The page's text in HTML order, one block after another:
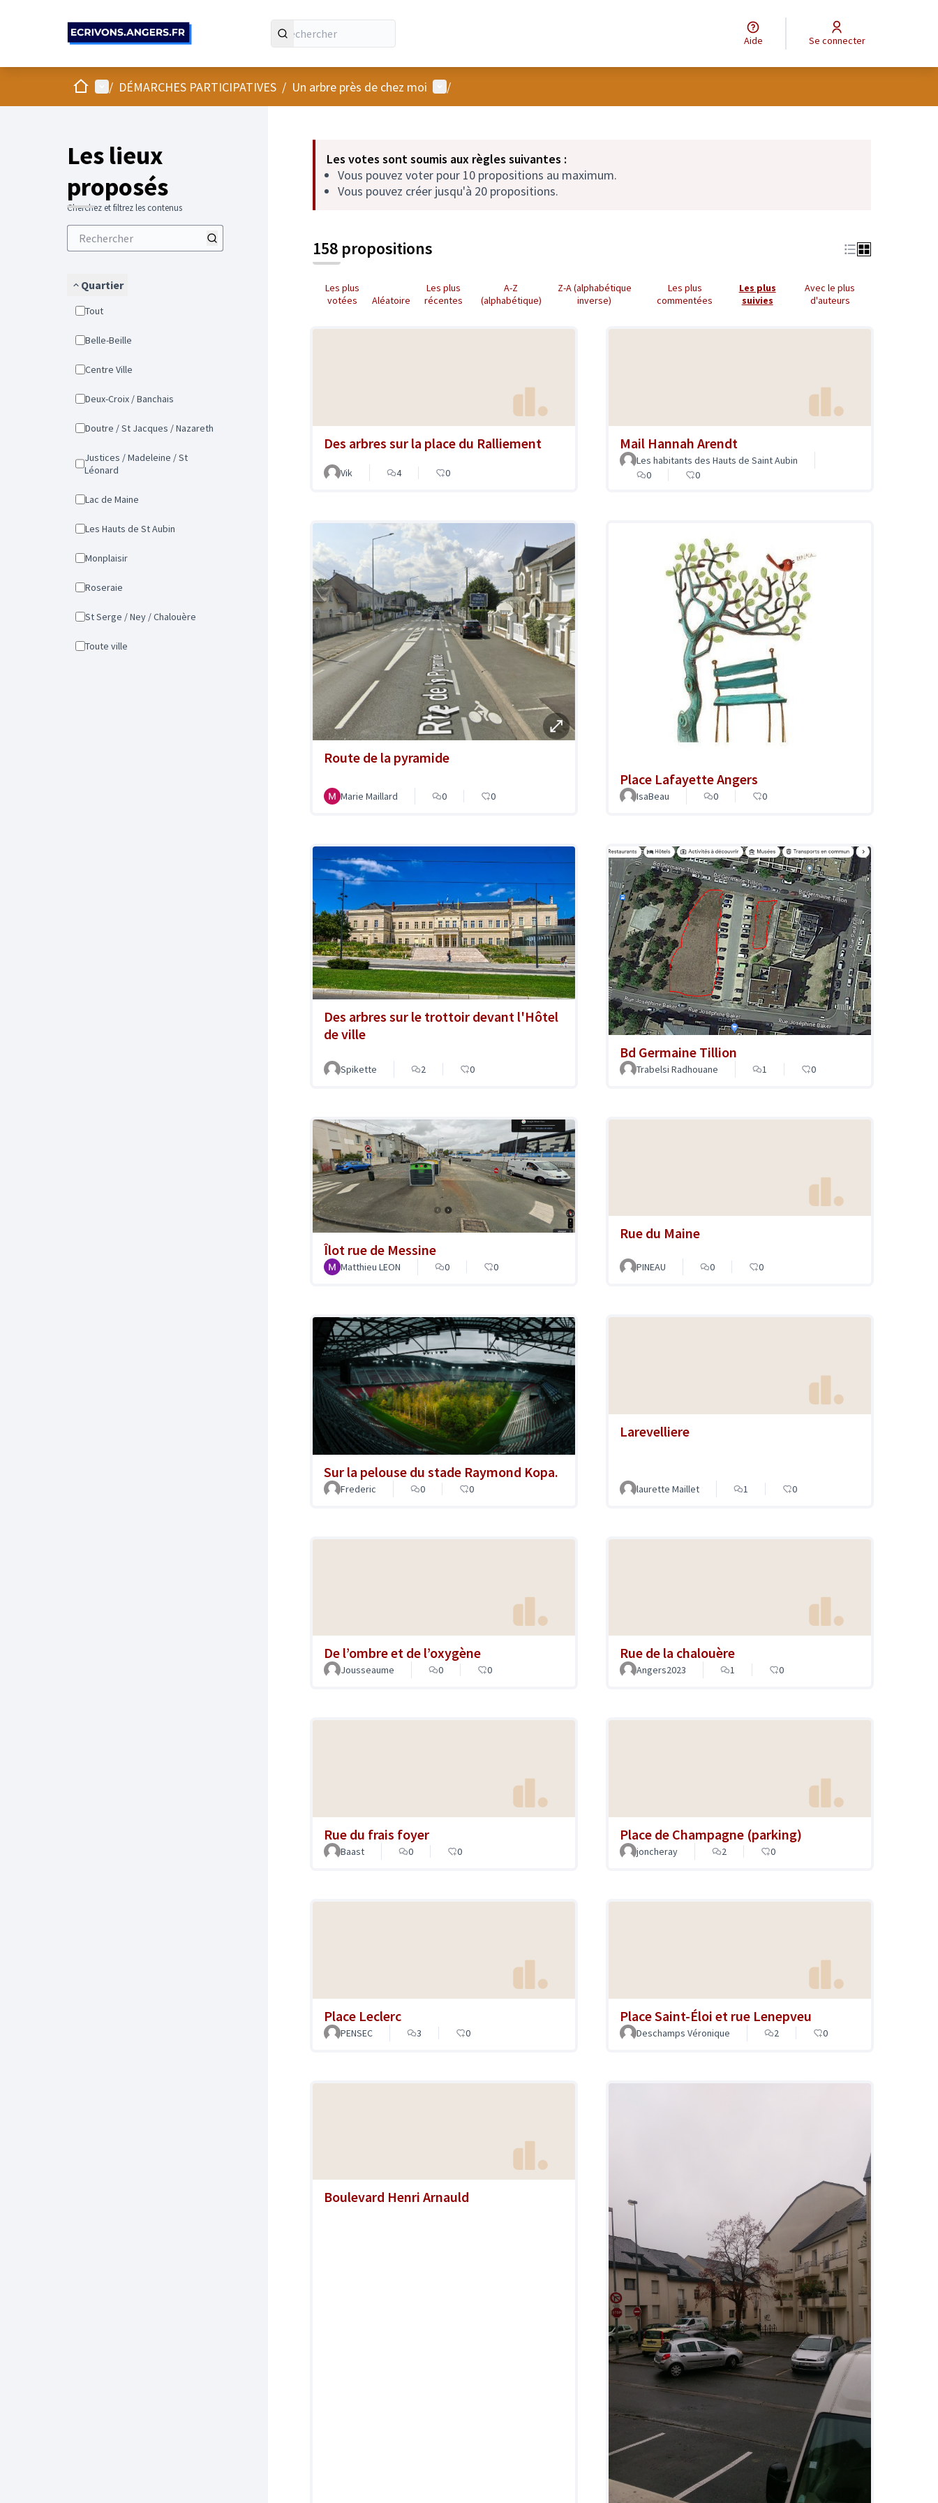
Aide Se connecter
AccueilMenu principal
/ DÉMARCHES PARTICIPATIVES / Un arbre près de chez moi Menu utilisateur
/
Les lieux
proposés
Cherchez et filtrez les contenus
Quartier
Tout
Belle-Beille
Centre Ville
Deux-Croix / Banchais
Doutre / St Jacques / Nazareth
Justices / Madeleine / St
Léonard
Lac de Maine
Les Hauts de St Aubin
Monplaisir
Roseraie
St Serge / Ney / Chalouère
Toute ville
Les votes sont soumis aux règles suivantes :
Vous pouvez voter pour 10 propositions au maximum.
Vous pouvez créer jusqu'à 20 propositions.
158 propositions
Les plus
votées
Aléatoire
Les plus
récentes
A-Z
(alphabétique)
Z-A (alphabétique
inverse)
Les plus
commentées
Les plus
suivies
Avec le plus
d'auteurs
Des arbres sur la place du Ralliement
Vik 4 0
Mail Hannah Arendt
Les habitants des Hauts de Saint Aubin
0
0
Route de la pyramide
Marie Maillard 0 0
Place Lafayette Angers
IsaBeau 0 0
Des arbres sur le trottoir devant l'Hôtel
de ville
Spikette 2 0
Bd Germaine Tillion
Trabelsi Radhouane 1 0
Îlot rue de Messine
Matthieu LEON 0 0
Rue du Maine
PINEAU 0 0
Sur la pelouse du stade Raymond Kopa.
Frederic 0 0
Larevelliere
laurette Maillet 1 0
De l’ombre et de l’oxygène
Jousseaume 0 0
Rue de la chalouère
Angers2023 1 0
Rue du frais foyer
Baast 0 0
Place de Champagne (parking)
joncheray 2 0
Place Leclerc
PENSEC 3 0
Place Saint-Éloi et rue Lenepveu
Deschamps Véronique 2 0
Boulevard Henri Arnauld